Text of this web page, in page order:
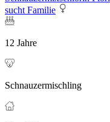
sucht Familie
12 Jahre
Schnauzermischling